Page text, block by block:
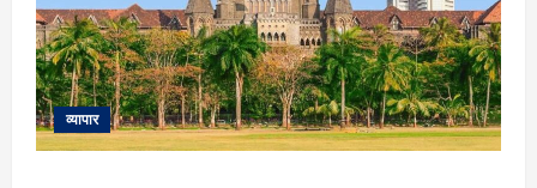
व्यापार